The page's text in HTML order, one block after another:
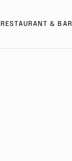
RESTAURANT & BAR